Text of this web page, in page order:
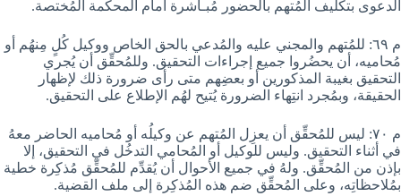
الدعوى بتكليف المُتهم بالحضور مُبـاشرة أمام المحكمة المُختصة.
م ٦٩: للمُتهم والمجني عليه والمُدعي بالحق الخاص ووكيل كُلٍ مِنهُم أو
مُحاميه، أن يحضُروا جميع إجراءات التحقيق. وللمُحقِّق أن يُجري
التحقيق بغيبة المذكورين أو بعضِهم متى رأى ضرورة ذلك لإظهار
الحقيقة، وبمُجرد انتِهاء الضرورة يُتيح لهُم الإطلاع على التحقيق.
م ٧٠: ليس للمُحقِّق أن يعزِل المُتهم عن وكيلُه أو مُحاميه الحاضر معهُ
في أثناء التحقيق. وليس للوكيل أو المُحامي التدخُل في التحقيق، إلا
بإذن من المُحقِّق. ولهُ في جميع الأحوال أن يُقدِّم للمُحقِّق مُذكِرة خطية
بمُلاحظاتِه، وعلى المُحقِّق ضم هذه المُذكِرة إلى ملف القضية.